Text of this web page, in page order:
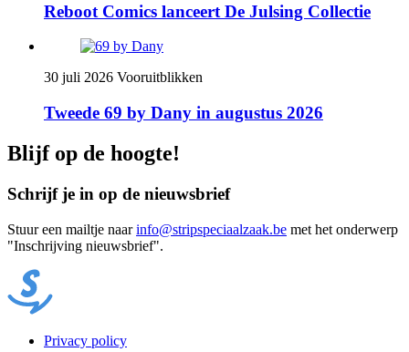
Reboot Comics lanceert De Julsing Collectie
30 juli 2026 Vooruitblikken
Tweede 69 by Dany in augustus 2026
Blijf op de hoogte!
Schrijf je in op de nieuwsbrief
Stuur een mailtje naarinfo@stripspeciaalzaak.be met het onderwerp
"Inschrijving nieuwsbrief".
Privacy policy